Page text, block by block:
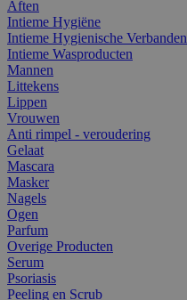
Aften
Intieme Hygiëne
Intieme Hygienische Verbanden
Intieme Wasproducten
Mannen
Littekens
Lippen
Vrouwen
Anti rimpel - veroudering
Gelaat
Mascara
Masker
Nagels
Ogen
Parfum
Overige Producten
Serum
Psoriasis
Peeling en Scrub